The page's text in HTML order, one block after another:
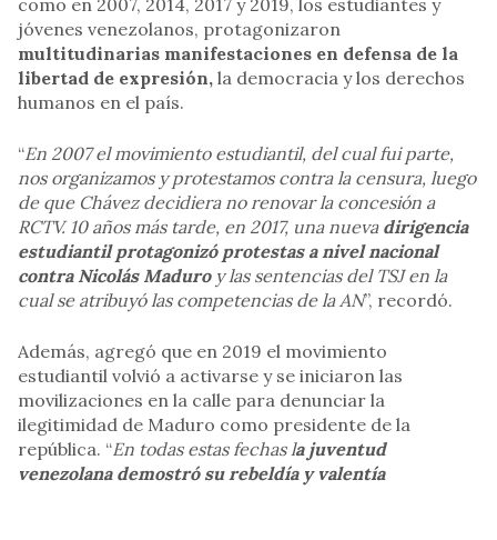
como en 2007, 2014, 2017 y 2019, los estudiantes y
jóvenes venezolanos, protagonizaron
multitudinarias manifestaciones en defensa de la
libertad de expresión, la democracia y los derechos
humanos en el país.
“En 2007 el movimiento estudiantil, del cual fui parte,
nos organizamos y protestamos contra la censura, luego
de que Chávez decidiera no renovar la concesión a
RCTV. 10 años más tarde, en 2017, una nueva dirigencia
estudiantil protagonizó protestas a nivel nacional
contra Nicolás Maduroy las sentencias del TSJ en la
cual se atribuyó las competencias de la AN”, recordó.
Además, agregó que en 2019 el movimiento
estudiantil volvió a activarse y se iniciaron las
movilizaciones en la calle para denunciar la
ilegitimidad de Maduro como presidente de la
república. “En todas estas fechas la juventud
venezolana demostró su rebeldía y valentía